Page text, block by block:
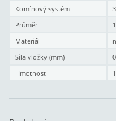
Komínový systém
Průměr
Materiál
Síla vložky (mm)
Hmotnost